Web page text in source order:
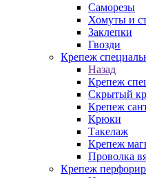
Саморезы
Хомуты и
Заклепки
Гвозди
Крепеж
Назад
Крепеж
Скрытый
Крепеж
Крюки
Такелаж
Крепеж
Проволка
Крепеж